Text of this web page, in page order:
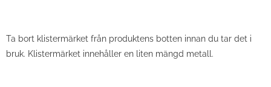
Ta bort klistermärket från produktens botten innan du tar det i
bruk. Klistermärket innehåller en liten mängd metall.